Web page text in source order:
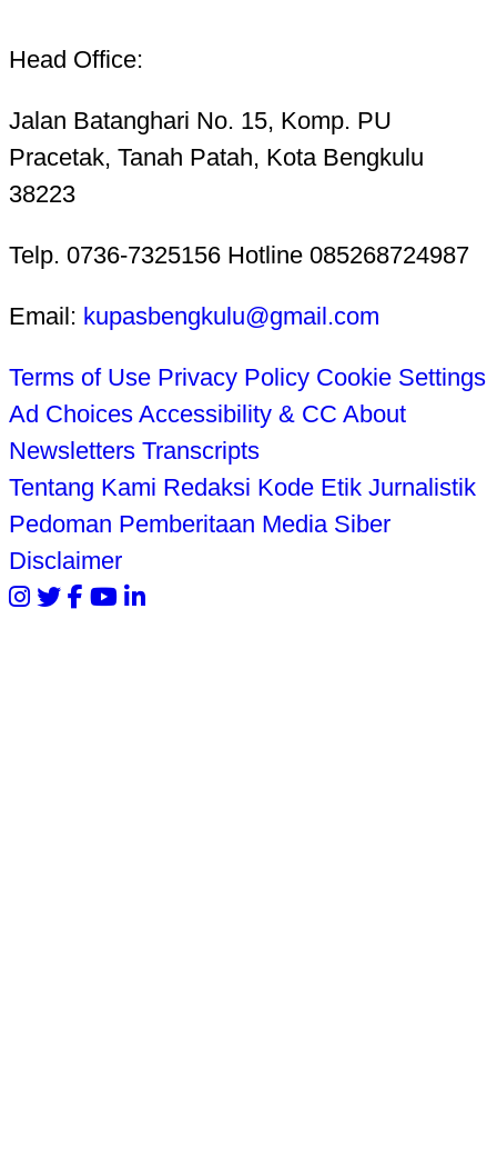
Head Office:
Jalan Batanghari No. 15, Komp. PU
Pracetak, Tanah Patah, Kota Bengkulu
38223
Telp. 0736-7325156 Hotline 085268724987
Email: kupasbengkulu@gmail.com
Terms of Use Privacy Policy Cookie Settings
Ad Choices Accessibility & CC About
Newsletters Transcripts
Tentang Kami Redaksi Kode Etik Jurnalistik
Pedoman Pemberitaan Media Siber
Disclaimer